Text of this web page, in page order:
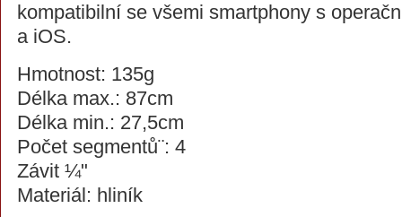
kompatibilní se všemi smartphony s
a iOS.
Hmotnost: 135g
Délka max.: 87cm
Délka min.: 27,5cm
Počet segmentů¨: 4
Závit ¼"
Materiál: hliník